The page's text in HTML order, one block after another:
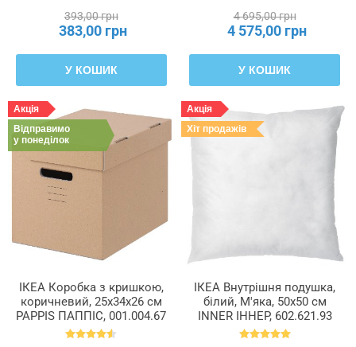
393,00 грн
383,00 грн
У КОШИК
4 695,00 грн
4 575,00 грн
У КОШИК
Акція
Відправимо
у понеділок
ІКЕА Коробка з кришкою,
коричневий, 25x34x26 см
PAPPIS ПАППІС, 001.004.67
Акція
Хіт продажів
ІКЕА Внутрішня подушка,
білий, М'яка, 50x50 см
INNER ІННЕР, 602.621.93